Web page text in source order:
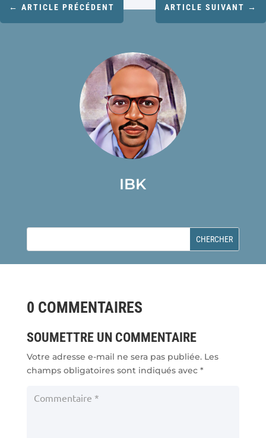
← ARTICLE PRÉCÉDENT ARTICLE SUIVANT →
IBK
0 COMMENTAIRES
SOUMETTRE UN COMMENTAIRE
Votre adresse e-mail ne sera pas publiée. Les
champs obligatoires sont indiqués avec *